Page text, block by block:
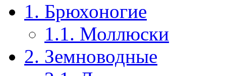
1. Брюхоногие
1.1. Моллюски
2. Земноводные